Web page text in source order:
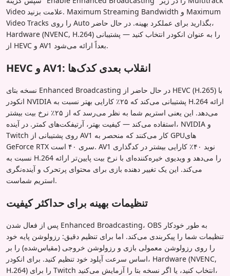
Video علامت بزنید. Maximum Streaming Bandwidth و Maximum
Video Tracks را روی Auto بگذارید برای عملکرد بهینه. در حال حاضر،
Hardware (NVENC, H.264) را به عنوان انکودر انتخاب کنید — پشتیبانی
از HEVC و AV1 بعداً ارائه می‌شود.
HEVC و AV1: انقلاب بعدی کدک‌ها
نسخه بتای Enhanced Broadcasting در حال حاضر از HEVC (H.265) با
انکودر NVIDIA پشتیبانی می‌کند که ۲۵٪ کارایی بهتر نسبت به H.264 ارائه
می‌دهد. این یعنی استریم شما به نظر می‌رسد که از ۲۵٪ نرخ بیت بیشتر
استفاده می‌کند — کیفیت بهتر، آرتیفکت‌های کمتر. در آینده، NVIDIA و
Twitch روی پشتیبانی از AV1 کار می‌کنند که منحصر به GPUهای
GeForce RTX سری ۴۰ است. AV1 نوید ۴۰٪ کارایی بیشتر در کدگذاری
نسبت به H.264 را می‌دهد و ویدیوی خیره‌کننده‌ای با نرخ بیت پایین‌تر ارائه
می‌کند. این یک تغییر دهنده بازی برای محتوای پرتحرک و آینده‌نگری
استریم شماست.
تنظیمات بهینه برای حداکثر کیفیت
پس از فعال شدن Enhanced Broadcasting، OBS به طور خودکار
تنظیمات شما را پیکربندی می‌کند. اما برای تنظیم دقیق: رزولوشن پایه خود
را روی رزولوشن معمولی بازی و رزولوشن خروجی (مقیاس‌شده) را بر
اساس سرعت آپلود خود تنظیم کنید. برای انکودر، Hardware (NVENC,
H.264) را برای Twitch انتخاب کنید، یا اگر نسخه بتا را آزمایش می‌کنید،